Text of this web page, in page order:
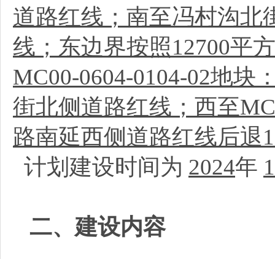
道路红线；南至冯村沟北
线；东边界按照12700平
MC00-0604-0104-02地块
街北侧道路红线；西至
路南延西侧道路红线后退
计划建设时间为 2024年
二、建设内容